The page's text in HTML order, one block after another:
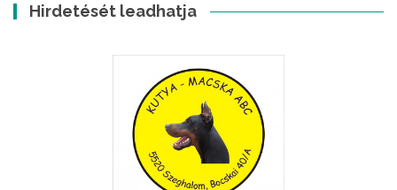
Hirdetését leadhatja